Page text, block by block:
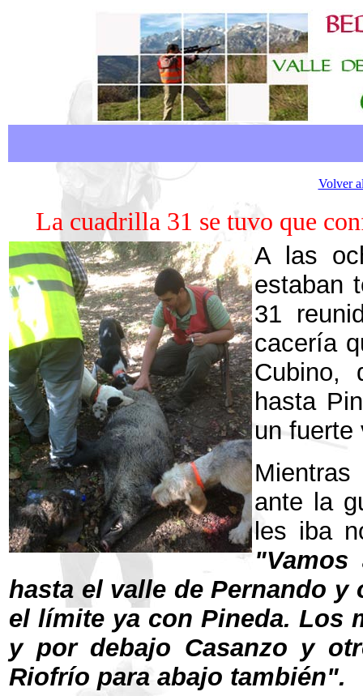
Volver
La cuadrilla 31 se tuvo que
A las
estaban
31
cacería
Cubino,
hasta
un fuerte
ante la
les iba
hasta el valle de Pernando y
el límite ya con Pineda. Los
y por debajo Casanzo y
Riofrío para abajo también".